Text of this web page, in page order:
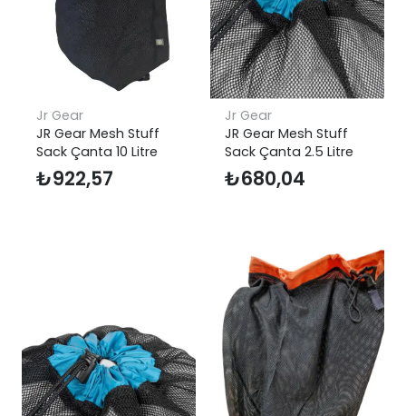
Jr Gear
JR Gear Mesh Stuff
Sack Çanta 10 Litre
₺922,57
Jr Gear
JR Gear Mesh Stuff
Sack Çanta 2.5 Litre
₺680,04